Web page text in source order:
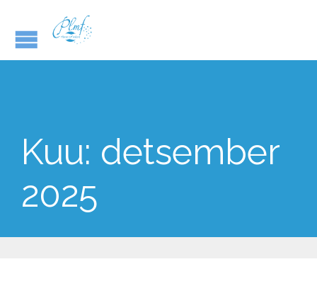
Kuu: detsember
2025